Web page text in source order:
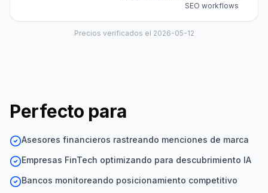
SEO workflows
Precios verificados el 2026-05-12
Perfecto para
Asesores financieros rastreando menciones de marca
Empresas FinTech optimizando para descubrimiento IA
Bancos monitoreando posicionamiento competitivo